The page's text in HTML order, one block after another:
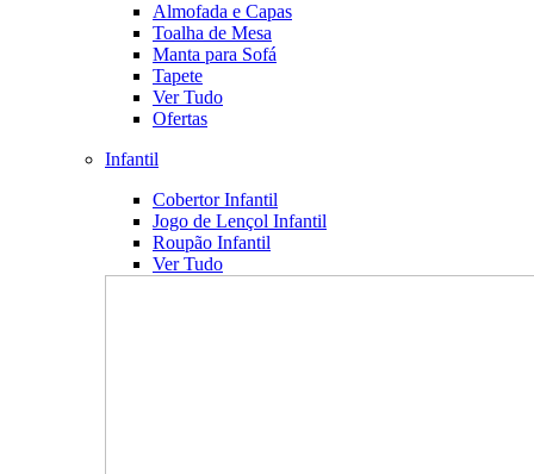
Almofada e Capas
Toalha de Mesa
Manta para Sofá
Tapete
Ver Tudo
Ofertas
Infantil
Cobertor Infantil
Jogo de Lençol Infantil
Roupão Infantil
Ver Tudo